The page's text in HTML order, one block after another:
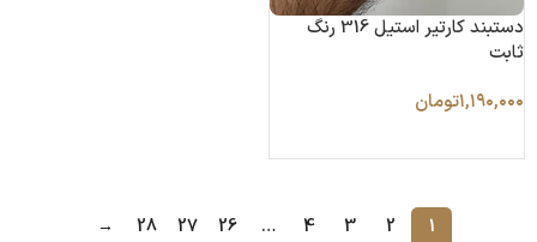
دستبند کارتیر استیل 316 رنگ
ثابت
۱,۱۹۰,۰۰۰تومان
1
2
3
4
…
26
27
28
→